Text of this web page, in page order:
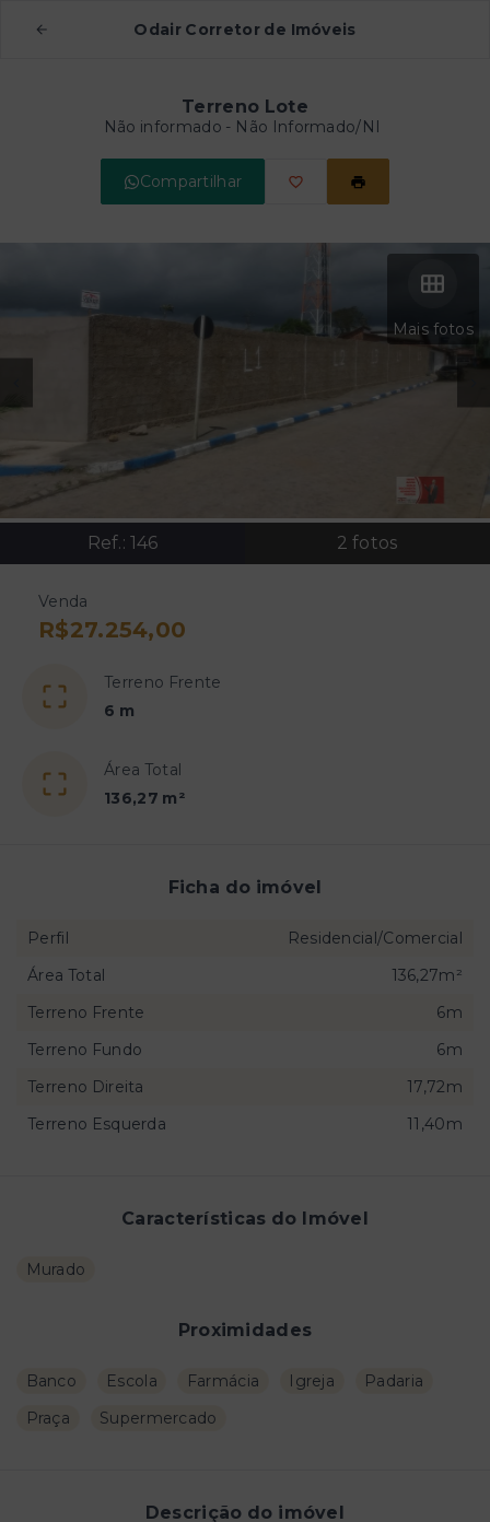
Odair Corretor de Imóveis
Terreno Lote
Não informado - Não Informado/NI
Compartilhar
Mais fotos
Ref.: 146 2 fotos
Venda
R$27.254,00
Terreno Frente
6 m
Área Total
136,27 m²
Características do Imóvel
Murado
Proximidades
Banco Escola Farmácia Igreja
Padaria
Praça
Supermercado
Descrição do imóvel
Ficha do imóvel
Perfil
Residencial/Comercial
Área Total
136,27m²
Terreno Frente
6m
Terreno Fundo
6m
Terreno Direita
17,72m
Terreno Esquerda
11,40m